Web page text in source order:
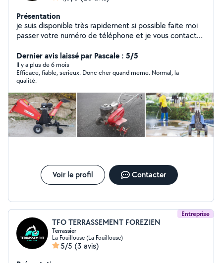
Présentation
je suis disponible très rapidement si possible faite moi
passer votre numéro de téléphone et je vous contact
Dernier avis laissé par Pascale : 5/5
Il y a plus de 6 mois
Efficace, fiable, serieux. Donc cher quand meme. Normal, la
qualité.
Voir le profil Contacter
Entreprise
TFO TERRASSEMENT FOREZIEN
Terrassier
La Fouillouse (La Fouillouse)
5/5 (3 avis)